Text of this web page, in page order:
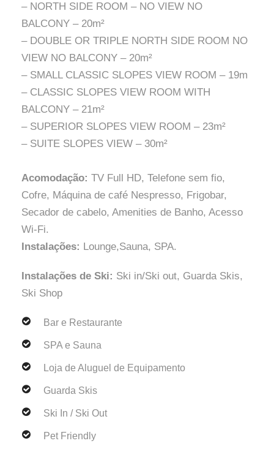
– NORTH SIDE ROOM – NO VIEW NO
BALCONY – 20m²
– DOUBLE OR TRIPLE NORTH SIDE ROOM NO
VIEW NO BALCONY – 20m²
– SMALL CLASSIC SLOPES VIEW ROOM – 19m
– CLASSIC SLOPES VIEW ROOM WITH
BALCONY – 21m²
– SUPERIOR SLOPES VIEW ROOM – 23m²
– SUITE SLOPES VIEW – 30m²
Acomodação: TV Full HD, Telefone sem fio,
Cofre, Máquina de café Nespresso, Frigobar,
Secador de cabelo, Amenities de Banho, Acesso
Wi-Fi.
Instalações: Lounge,Sauna, SPA.
Instalações de Ski: Ski in/Ski out, Guarda Skis,
Ski Shop
Bar e Restaurante
SPA e Sauna
Loja de Aluguel de Equipamento
Guarda Skis
Ski In / Ski Out
Pet Friendly